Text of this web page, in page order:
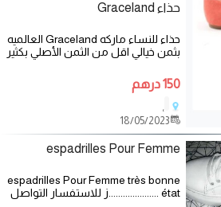
حذاء Graceland
حذاء للنساء ماركه Graceland العالميه
بثمن خيالي اقل من الثمن الأصلي بكثير
150 درهم
،
18/05/2023
espadrilles Pour Femme
espadrilles Pour Femme très bonne
état .....................ز للاستفسار التواصل